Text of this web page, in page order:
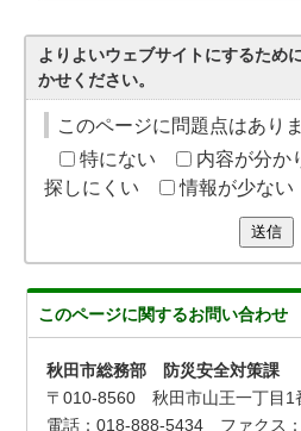
よりよいウェブサイトにするため
かせください。
このページに問題点はあり
特にない
内容が分か
探しにくい
情報が少ない
送信
このページに関するお問い合わせ
秋田市総務部 防災安全対策課
〒010-8560 秋田市山王一丁目
電話：018-888-5434 ファクス